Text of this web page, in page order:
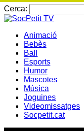
Cerca:
Animació
Bebès
Ball
Esports
Humor
Mascotes
Música
Joguines
Videomissatges
Socpetit.cat